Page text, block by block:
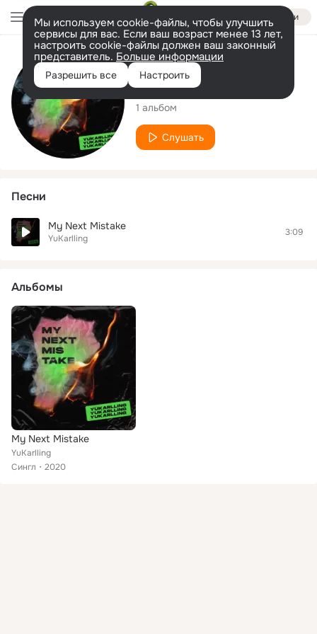
Войти
Мы используем cookie-файлы, чтобы улучшить
сервисы для вас. Если ваш возраст менее 13 лет,
настроить cookie-файлы должен ваш законный
представитель. Больше информации
Разрешить все Настроить
Исполнитель
YuKarlling
1 альбом
Слушать
Песни
My Next Mistake
YuKarlling
3:09
Альбомы
My Next Mistake
YuKarlling
Сингл
2020